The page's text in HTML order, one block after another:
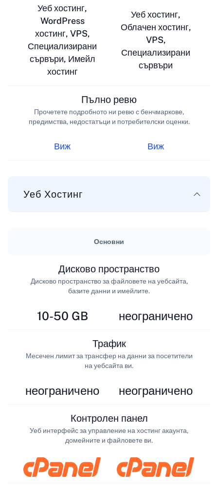
Уеб хостинг,
WordPress
хостинг, VPS,
Специализирани
сървъри, Имейл
хостинг
Уеб хостинг,
Облачен хостинг,
VPS,
Специализирани
сървъри
Виж
Пълно ревю
Прочетете подробното ни ревю с бенчмаркове,
предимства, недостатъци и потребителски оценки.
Виж
Уеб Хостинг
Основни
10-50 GB
Дисково пространство
Дисково пространство за файловете на уебсайта,
базите данни и имейлите.
неограничено
неограничено
Трафик
Месечен лимит за трансфер на данни за посетители
на уебсайта ви.
неограничено
Контролен панел
Уеб интерфейс за управление на хостинг акаунта,
домейните и файловете ви.